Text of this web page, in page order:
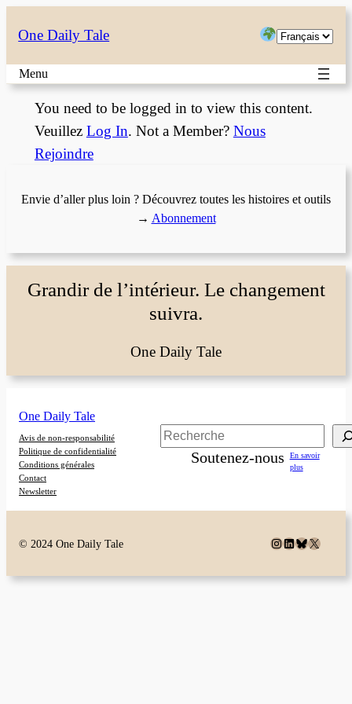
One Daily Tale
Choisir
langue
Menu
You need to be logged in to view this content.
Veuillez Log In. Not a Member? Nous
Rejoindre
Envie d’aller plus loin ? Découvrez toutes les histoires et outils
→ Abonnement
Grandir de l’intérieur. Le changement
suivra.
One Daily Tale
One Daily Tale
Avis de non-responsabilité
Politique de confidentialité
Conditions générales
Contact
Newsletter
Rechercher
Soutenez-nous
En savoir
plus
© 2024 One Daily Tale Instagram
LinkedIn
Bluesky
X